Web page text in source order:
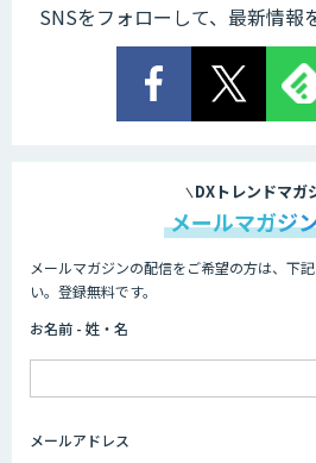
Explaza 生成AI
「業務AIプロ」
Dify開発支援
SNSをフォローして、最新情報
DXトレンドマガ
メールマガジ
メールマガジンの配信をご希望の方は、下
い。登録無料です。
お名前 - 姓・名
メールアドレス